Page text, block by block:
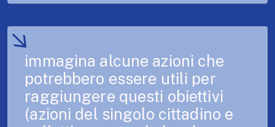
immagina alcune azioni che
potrebbero essere utili per
raggiungere questi obiettivi
(azioni del singolo cittadino e